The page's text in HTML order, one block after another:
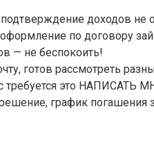
доходов не
по договору
— не беспокоить!
готов рассмотреть
требуется это
график погашения